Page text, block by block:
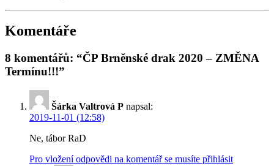
Komentáře
8 komentářů: “ČP Brněnské drak 2020 – ZMĚNA
Termínu!!!”
Šárka Valtrová P napsal:
2019-11-01 (12:58)
Ne, tábor RaD
Pro vložení odpovědi na komentář se musíte přihlásit